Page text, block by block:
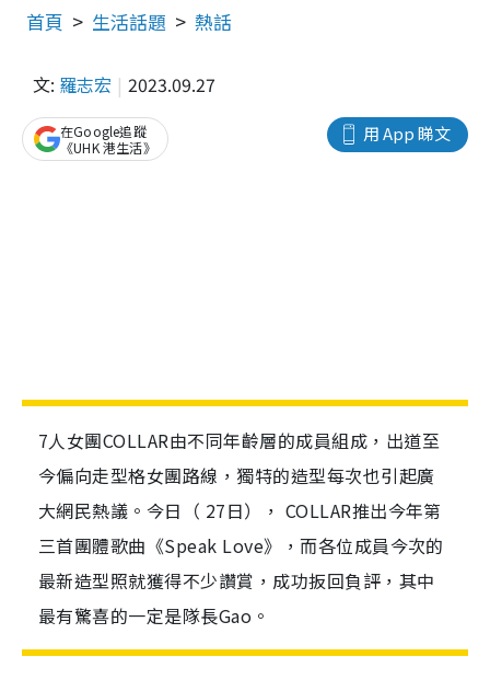
首頁 生活話題 熱話
文: 羅志宏 2023.09.27
用 App 睇文
在Google追蹤
《UHK 港生活》
7人女團COLLAR由不同年齡層的成員組成，出道至
今偏向走型格女團路線，獨特的造型每次也引起廣
大網民熱議。今日（ 27日）， COLLAR推出今年第
三首團體歌曲《Speak Love》，而各位成員今次的
最新造型照就獲得不少讚賞，成功扳回負評，其中
最有驚喜的一定是隊長Gao。